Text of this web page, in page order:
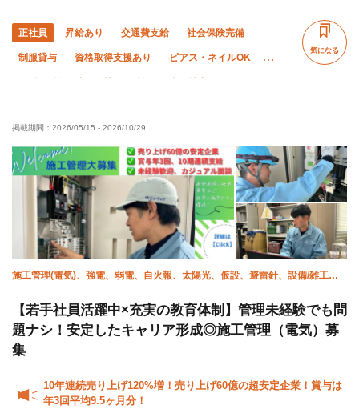
正社員 昇給あり 交通費支給 社会保険完備
制服貸与 資格取得支援あり ピアス・ネイルOK
髪型・髪色自由 禁煙・分煙 寮・社宅あり
有資格者優遇 50代以上活躍中
残業月10時間以下 残業月20時間以下 夏季休暇
年末年始休暇 夜勤あり 直帰・直行OK 転勤なし
完全週休二日制
気になる
掲載期間： 2026/05/15 - 2026/10/29
施工管理(電気)、強電、弱電、自火報、太陽光、仮設、避雷針、設備/雑工、
【若手社員活躍中×充実の教育体制】管理未経験でも問
題ナシ！安定したキャリア形成◎施工管理（電気）募
集
10年連続売り上げ120%増！売り上げ60億の超安定企業！賞与は
年3回平均9.5ヶ月分！